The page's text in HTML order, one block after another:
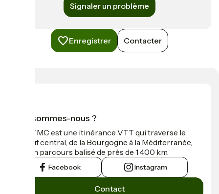
Signaler un problème
Enregistrer Contacter
Qui sommes-nous ?
La GTMC est une itinérance VTT qui traverse le
Massif central, de la Bourgogne à la Méditerranée,
sur un parcours balisé de près de 1 400 km.
Facebook Instagram
Contact